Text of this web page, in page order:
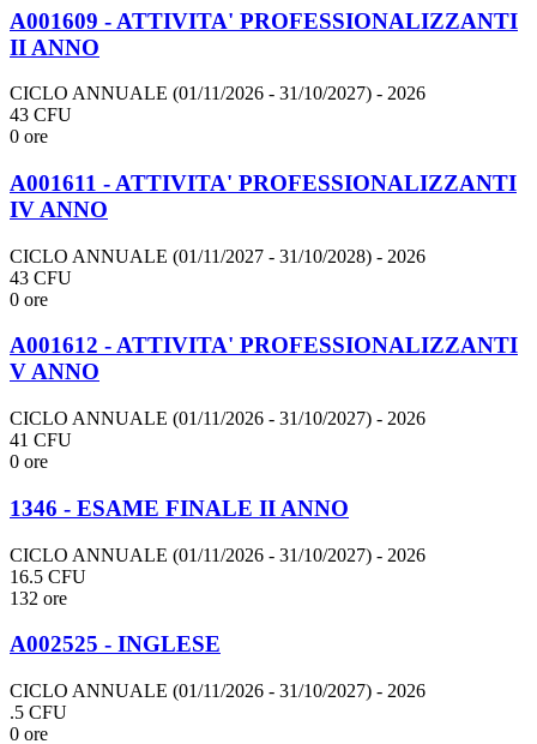
A001609 - ATTIVITA' PROFESSIONALIZZANTI
II ANNO
CICLO ANNUALE (01/11/2026 - 31/10/2027) - 2026
43 CFU
0 ore
A001611 - ATTIVITA' PROFESSIONALIZZANTI
IV ANNO
CICLO ANNUALE (01/11/2027 - 31/10/2028) - 2026
43 CFU
0 ore
A001612 - ATTIVITA' PROFESSIONALIZZANTI
V ANNO
CICLO ANNUALE (01/11/2026 - 31/10/2027) - 2026
41 CFU
0 ore
1346 - ESAME FINALE II ANNO
CICLO ANNUALE (01/11/2026 - 31/10/2027) - 2026
16.5 CFU
132 ore
A002525 - INGLESE
CICLO ANNUALE (01/11/2026 - 31/10/2027) - 2026
.5 CFU
0 ore